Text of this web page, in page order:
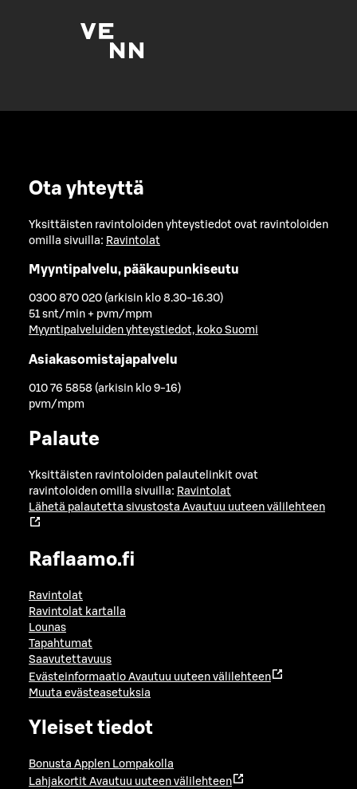
Ota yhteyttä
Yksittäisten ravintoloiden yhteystiedot ovat ravintoloiden
omilla sivuilla: Ravintolat
Myyntipalvelu, pääkaupunkiseutu
0300 870 020 (arkisin klo 8.30-16.30)
51 snt/min + pvm/mpm
Myyntipalveluiden yhteystiedot, koko Suomi
Asiakasomistajapalvelu
010 76 5858 (arkisin klo 9-16)
pvm/mpm
Palaute
Yksittäisten ravintoloiden palautelinkit ovat
ravintoloiden omilla sivuilla: Ravintolat
Lähetä palautetta sivustosta Avautuu uuteen välilehteen
Raflaamo.fi
Ravintolat
Ravintolat kartalla
Lounas
Tapahtumat
Saavutettavuus
Evästeinformaatio Avautuu uuteen välilehteen
Muuta evästeasetuksia
Yleiset tiedot
Bonusta Applen Lompakolla
Lahjakortit Avautuu uuteen välilehteen